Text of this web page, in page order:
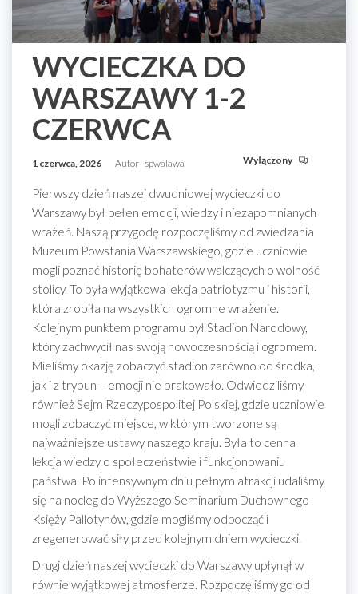
WYCIECZKA DO
WARSZAWY 1-2
CZERWCA
1 czerwca, 2026 Autor spwalawa Wyłączony
Pierwszy dzień naszej dwudniowej wycieczki do
Warszawy był pełen emocji, wiedzy i niezapomnianych
wrażeń. Naszą przygodę rozpoczęliśmy od zwiedzania
Muzeum Powstania Warszawskiego, gdzie uczniowie
mogli poznać historię bohaterów walczących o wolność
stolicy. To była wyjątkowa lekcja patriotyzmu i historii,
która zrobiła na wszystkich ogromne wrażenie.
Kolejnym punktem programu był Stadion Narodowy,
który zachwycił nas swoją nowoczesnością i ogromem.
Mieliśmy okazję zobaczyć stadion zarówno od środka,
jak i z trybun – emocji nie brakowało. Odwiedziliśmy
również Sejm Rzeczypospolitej Polskiej, gdzie uczniowie
mogli zobaczyć miejsce, w którym tworzone są
najważniejsze ustawy naszego kraju. Była to cenna
lekcja wiedzy o społeczeństwie i funkcjonowaniu
państwa. Po intensywnym dniu pełnym atrakcji udaliśmy
się na nocleg do Wyższego Seminarium Duchownego
Księży Pallotynów, gdzie mogliśmy odpocząć i
zregenerować siły przed kolejnym dniem wycieczki.
Drugi dzień naszej wycieczki do Warszawy upłynął w
równie wyjątkowej atmosferze. Rozpoczęliśmy go od